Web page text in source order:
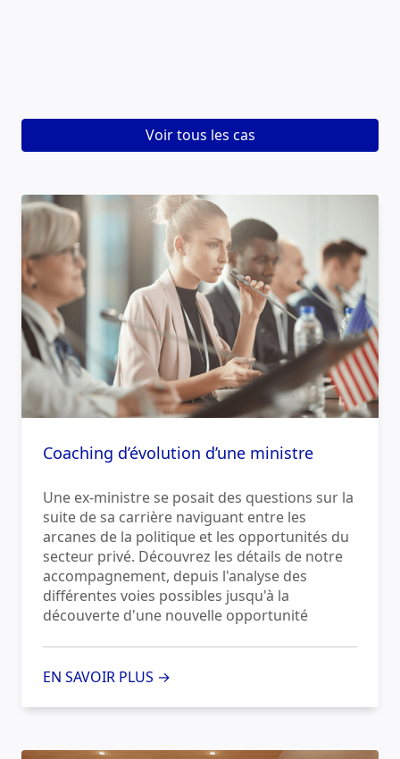
Voir tous les cas
Coaching d’évolution d’une ministre
Une ex-ministre se posait des questions sur la
suite de sa carrière naviguant entre les
arcanes de la politique et les opportunités du
secteur privé. Découvrez les détails de notre
accompagnement, depuis l'analyse des
différentes voies possibles jusqu'à la
découverte d'une nouvelle opportunité
EN SAVOIR PLUS →